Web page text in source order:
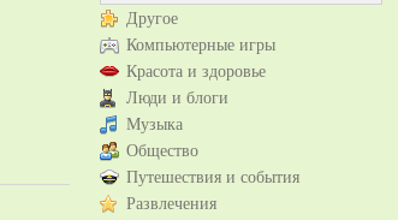
Другое
Компьютерные игры
Красота и здоровье
Люди и блоги
Музыка
Общество
Путешествия и события
Развлечения